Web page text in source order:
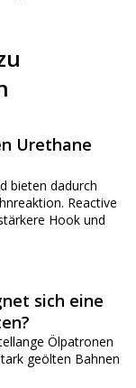
Urethane
bieten dadurch
Reactive
Hook und
sich eine
Ölpatronen
geölten Bahnen